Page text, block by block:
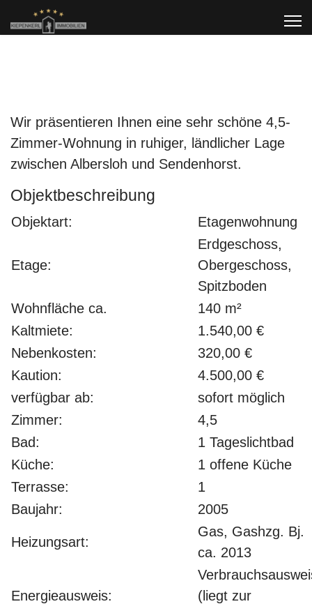
Wir präsentieren Ihnen eine sehr schöne 4,5-
Zimmer-Wohnung in ruhiger, ländlicher Lage
zwischen Albersloh und Sendenhorst.
Objektbeschreibung
Objektart: Etagenwohnung
Etage:
Erdgeschoss,
Obergeschoss,
Spitzboden
Wohnfläche ca.
140 m²
Kaltmiete:
1.540,00 €
Nebenkosten:
320,00 €
Kaution:
4.500,00 €
verfügbar ab:
sofort möglich
Zimmer:
4,5
Bad:
1 Tageslichtbad
Küche:
1 offene Küche
Terrasse:
1
Baujahr:
2005
Heizungsart:
Gas, Gashzg. Bj.
ca. 2013
Energieausweis:
(liegt zur